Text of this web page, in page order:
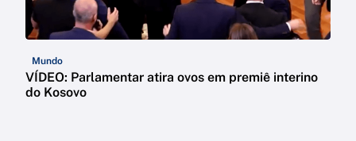
Mundo
VÍDEO: Parlamentar atira ovos em premiê interino
do Kosovo